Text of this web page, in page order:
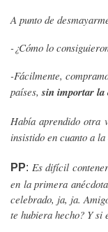
A punto de
-¿Cómo lo
-Fácilmente,
países, sin importar la
Había aprendido otra
insistido en cuanto a la
PP: Es difícil
en la primera
celebrado, ja, ja.
te hubiera hecho? Y si